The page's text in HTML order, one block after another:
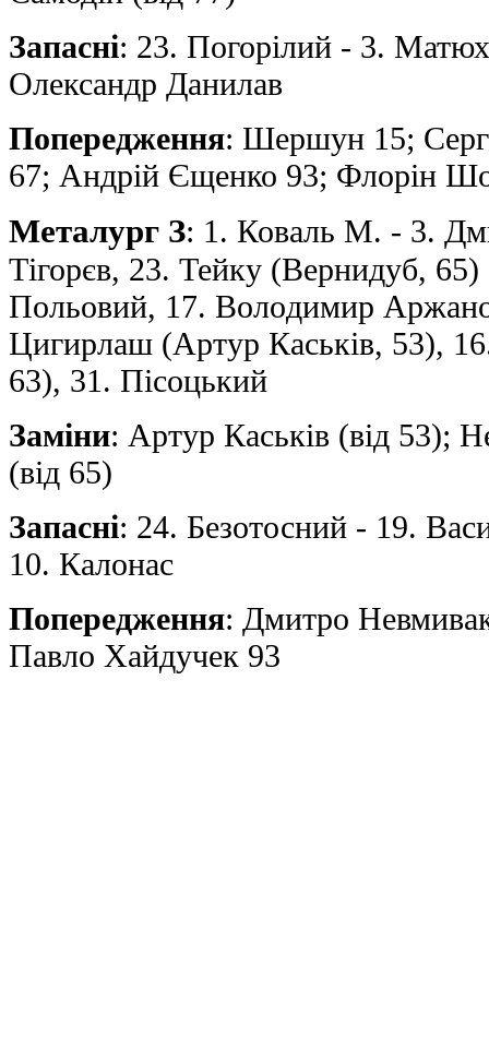
Запасні: 23. Погорілий - 3.
Oлександр Данилав
Попередження: Шершун 15;
67; Андрiй Єщенко 93; Флорiн
Металург З: 1. Коваль М. - 3.
Тiгорєв, 23. Тейку (Вернидуб,
Польовий, 17. Вoлoдимир
Цигирлаш (Артур Каськiв, 53),
63), 31. Пiсоцький
Заміни: Артур Каськiв (від 53);
(від 65)
Запасні: 24. Безотосний - 19.
10. Калонас
Попередження: Дмитрo
Павлo Хайдучек 93